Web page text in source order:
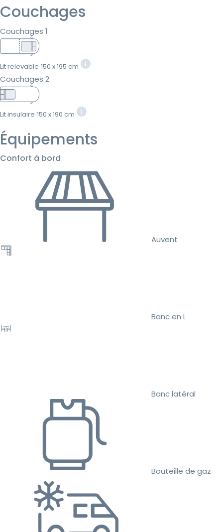
Couchages
Couchages 1
Lit relevable 150 x 195 cm
Couchages 2
Lit insulaire 150 x 190 cm
Équipements
Confort à bord
Auvent
Banc en L
Banc latéral
Bouteille de gaz